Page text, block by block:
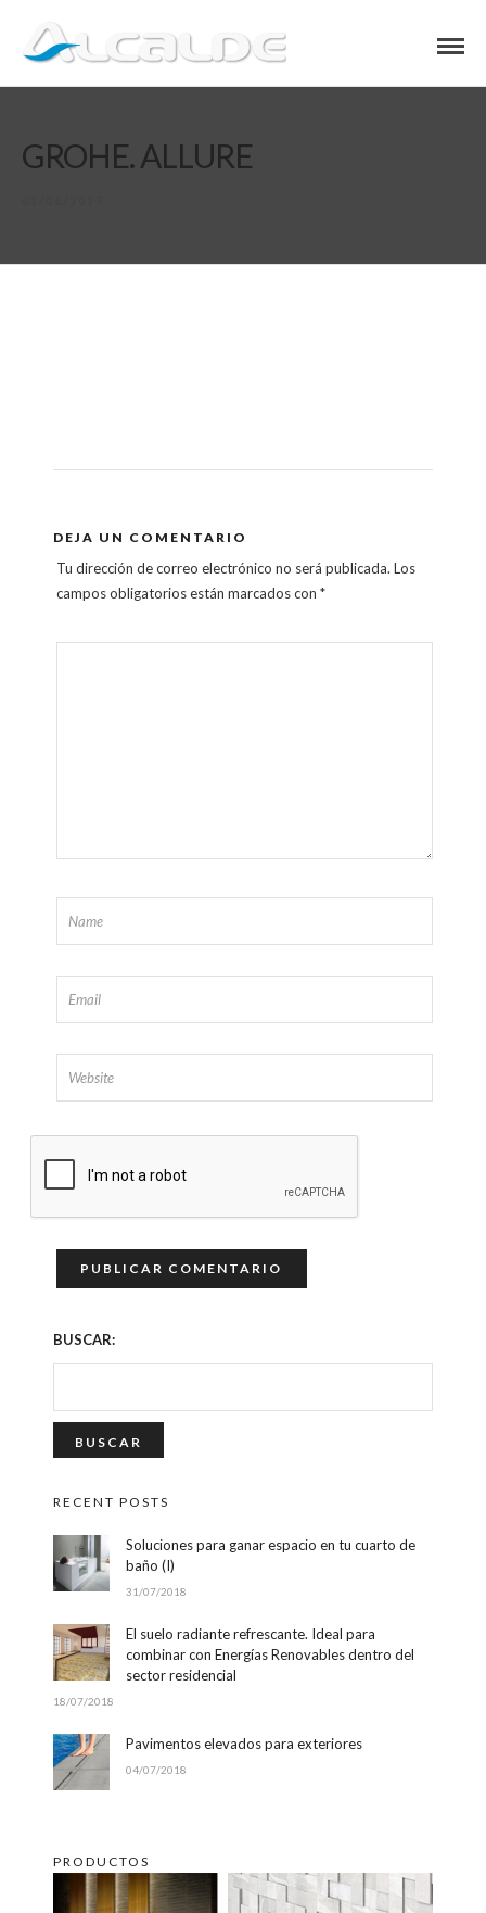
GROHE. ALLURE
DEJA UN COMENTARIO
Tu dirección de correo electrónico no será publicada. Los
campos obligatorios están marcados con*
BUSCAR:
RECENT POSTS
Soluciones para ganar espacio en tu cuarto de
baño (I)
31/07/2018
El suelo radiante refrescante. Ideal para
combinar con Energías Renovables dentro del
sector residencial
18/07/2018
Pavimentos elevados para exteriores
04/07/2018
PRODUCTOS